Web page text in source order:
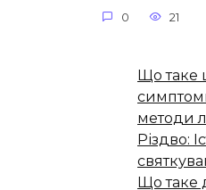
0 21
Що таке
методи
Різдво:
Що таке